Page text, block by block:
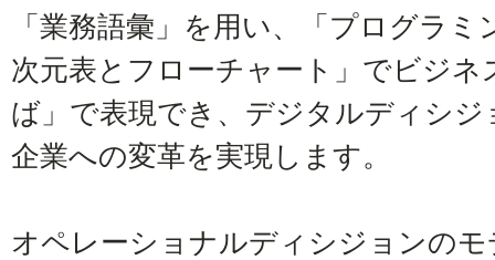
「業務語彙」を用い、「プログラ
次元表とフローチャート」でビジ
ば」で表現でき、デジタルディシ
企業への変革を実現します。
オペレーショナルディシジョンの